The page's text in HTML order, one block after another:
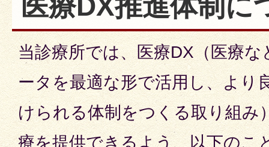
当診療所では、医療DX（医療
ータを最適な形で活用し、より
けられる体制をつくる取り組み
療を提供できるよう、以下のこ